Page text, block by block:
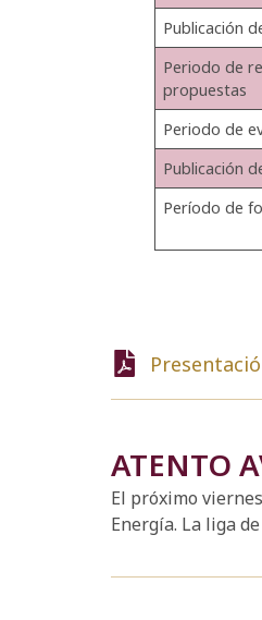
Publicación
Periodo de
propuestas
Periodo de
Publicación
Período de
ATENTO
El próximo
Energía. La liga